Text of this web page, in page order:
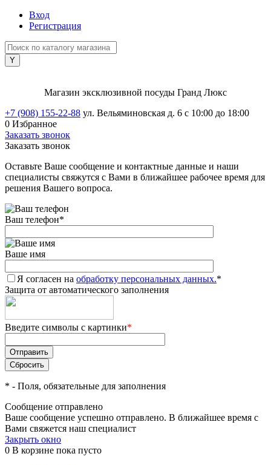
Вход
Регистрация
Магазин эксклюзивной посуды Гранд Люкс
+7 (908) 155-22-88 ул. Вельяминовская д. 6 с 10:00 до 18:00
0 Избранное
Заказать звонок
Заказать звонок
Оставьте Ваше сообщение и контактные данные и наши
специалисты свяжутся с Вами в ближайшее рабочее время для
решения Вашего вопроса.
Ваш телефон*
Ваше имя
Я согласен на обработку персональных данных.*
Защита от автоматического заполнения
Введите символы с картинки*
* - Поля, обязательные для заполнения
Сообщение отправлено
Ваше сообщение успешно отправлено. В ближайшее время с
Вами свяжется наш специалист
Закрыть окно
0 В корзине пока пусто